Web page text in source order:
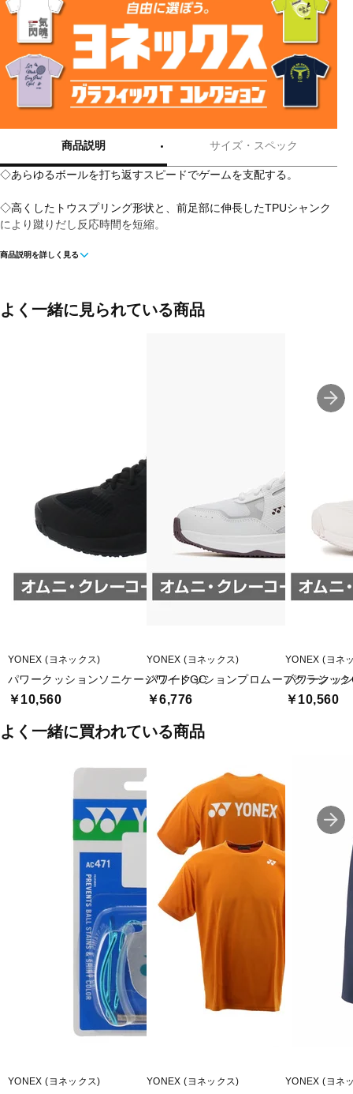
商品説明 サイズ・スペック
◇あらゆるボールを打ち返すスピードでゲームを支配する。
◇高くしたトウスプリング形状と、前足部に伸長したTPUシャンク
により蹴りだし反応時間を短縮。
◇足のねじれをコントロールするTPUシャンク構造により切り返し
◇中足部のロイター板構造が第2のアーチとして機能。試合終盤のパ
■ワイズ:3E
■片足重量:330g
■片足重量代表サイズ:26.0cm
※ワイズを確認の上お買い求め下さい。また、足のサイズは甲高、
幅等個人差がありますので、あくまで目安としてご判断ください。
■メーカー型番：SHTAAMG
商品説明を詳しく見る
よく一緒に見られている商品
YONEX (ヨネックス)
パワークッションソニケージワイドGC
￥10,560
YONEX (ヨネックス)
パワークッションプロムーブクラシッ
￥6,776
YONEX (ヨネ
パワークッ
￥10,560
よく一緒に買われている商品
YONEX (ヨネックス) YONEX (ヨネックス) YONEX (ヨネ